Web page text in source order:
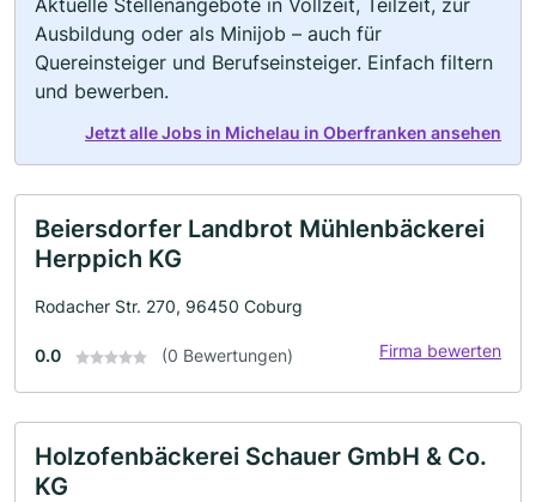
Aktuelle Stellenangebote in Vollzeit, Teilzeit, zur
Ausbildung oder als Minijob – auch für
Quereinsteiger und Berufseinsteiger. Einfach filtern
und bewerben.
Jetzt alle Jobs in Michelau in Oberfranken ansehen
Beiersdorfer Landbrot Mühlenbäckerei
Herppich KG
Rodacher Str. 270, 96450 Coburg
0.0 (0 Bewertungen) Firma bewerten
Holzofenbäckerei Schauer GmbH & Co.
KG